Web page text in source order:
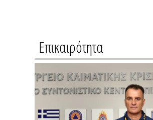
Επικαιρότητα